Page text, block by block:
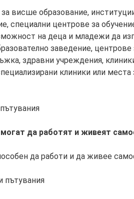
висше образование,
специални центрове за
на деца и младежи да
заведение, центрове
здравни учреждения,
клиники или места
да работят и живеят
да работи и да живее
пътувания